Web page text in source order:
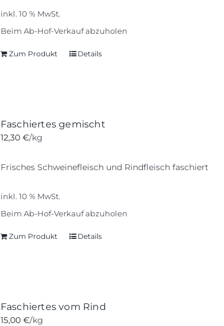
inkl. 10 % MwSt.
Beim Ab-Hof-Verkauf abzuholen
Zum Produkt Details
Faschiertes gemischt
12,30 €/kg
Frisches Schweinefleisch und Rindfleisch faschiert
inkl. 10 % MwSt.
Beim Ab-Hof-Verkauf abzuholen
Zum Produkt Details
Faschiertes vom Rind
15,00 €/kg